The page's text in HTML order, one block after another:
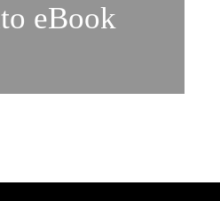
eBook